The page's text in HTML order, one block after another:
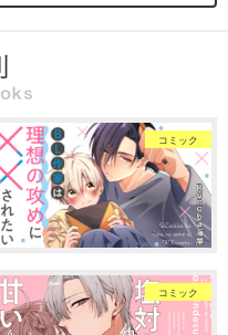
コミック
コミック